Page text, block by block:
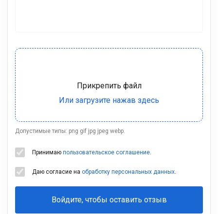
Допустимые типы: png gif jpg jpeg webp.
Принимаю пользовательское соглашение.
Даю согласие на обработку персональных данных.
Войдите, чтобы оставить отзыв